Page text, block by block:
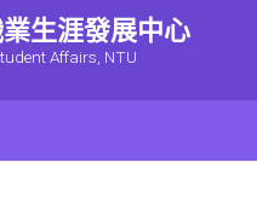
生涯發展中心
Affairs, NTU